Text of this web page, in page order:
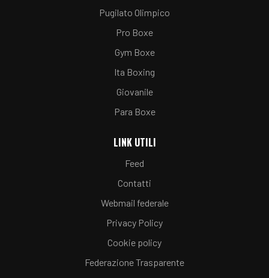
Pugilato Olimpico
Pro Boxe
Gym Boxe
Ita Boxing
Giovanile
Para Boxe
LINK UTILI
Feed
Contatti
Webmail federale
Privacy Policy
Cookie policy
Federazione Trasparente